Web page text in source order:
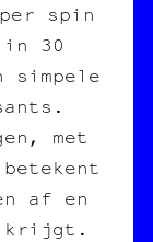
spin
30
simpele
met
af en
krijgt.